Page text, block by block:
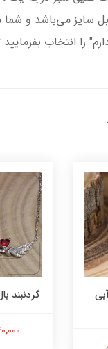
سایز می‌باشد و شما
را انتخاب
گردنبند